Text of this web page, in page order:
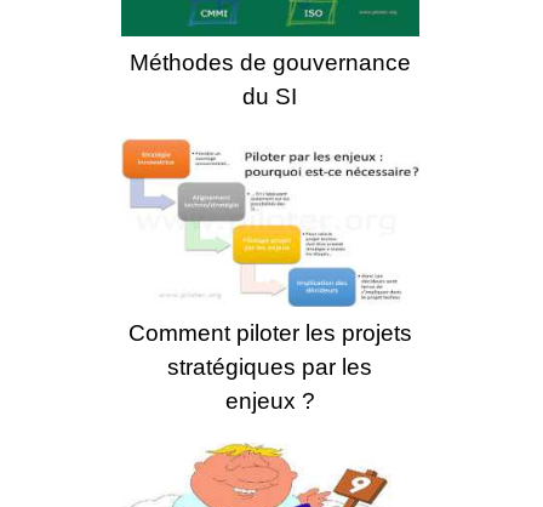
Méthodes de gouvernance
du SI
Comment piloter les projets
stratégiques par les
enjeux ?